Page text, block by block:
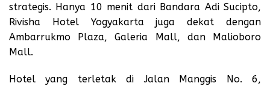
strategis. Hanya 10 menit dari Bandara Adi Sucipto,
Rivisha Hotel Yogyakarta juga dekat dengan
Ambarrukmo Plaza, Galeria Mall, dan Malioboro
Mall.
Hotel yang terletak di Jalan Manggis No. 6,